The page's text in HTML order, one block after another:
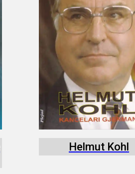
Helmut Kohl